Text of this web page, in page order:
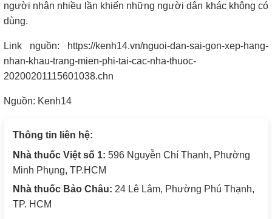
người nhận nhiều lần khiến những người dân khác không có
dùng.
Link nguồn: https://kenh14.vn/nguoi-dan-sai-gon-xep-hang-
nhan-khau-trang-mien-phi-tai-cac-nha-thuoc-
20200201115601038.chn
Nguồn: Kenh14
Thông tin liên hệ:
Nhà thuốc Việt số 1: 596 Nguyễn Chí Thanh, Phường
Minh Phụng, TP.HCM
Nhà thuốc Bảo Châu: 24 Lê Lâm, Phường Phú Thạnh,
TP. HCM